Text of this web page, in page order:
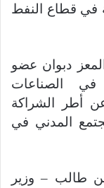
في قطاع النفط
دبوان عضو
الصناعات
أطر الشراكة
المدني في
طالب – وزير